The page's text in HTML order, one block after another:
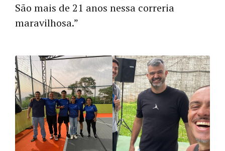
São mais de 21 anos nessa correria
maravilhosa.”